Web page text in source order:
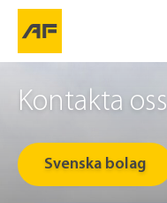
Kontakta oss
Svenska bolag